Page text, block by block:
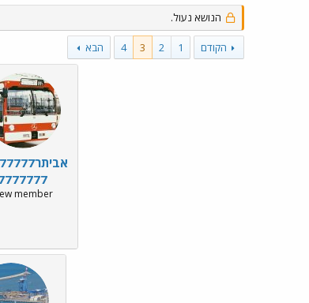
ו
ת
ח
ה
נ
ו
ר
ס
ב
הנושא נעול.
הקודם 1
2
3
4 הבא
member